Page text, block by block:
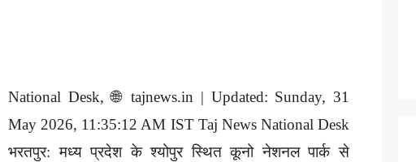
National Desk, 🌐 tajnews.in | Updated: Sunday, 31
May 2026, 11:35:12 AM IST Taj News National Desk
भरतपुर: मध्य प्रदेश के श्योपुर स्थित कूनो नेशनल पार्क से